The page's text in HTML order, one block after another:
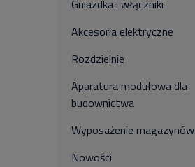
Gniazdka i włączniki
Akcesoria elektryczne
Rozdzielnie
Aparatura modułowa dla
budownictwa
Wyposażenie magazynów
Nowości